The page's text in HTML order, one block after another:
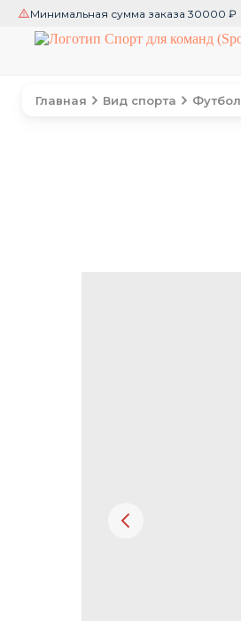
Минимальная сумма заказа 30000 ₽
Главная Вид спорта Футбол